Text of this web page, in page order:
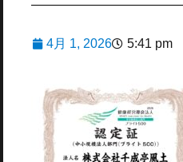
4月 1, 2026 5:41 pm